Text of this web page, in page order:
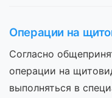
Операции на
Согласно
операции на
выполняться в